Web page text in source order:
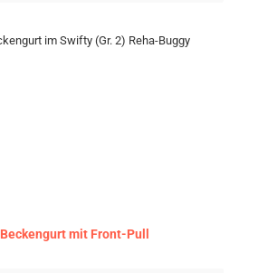
Beckengurt mit Front-Pull